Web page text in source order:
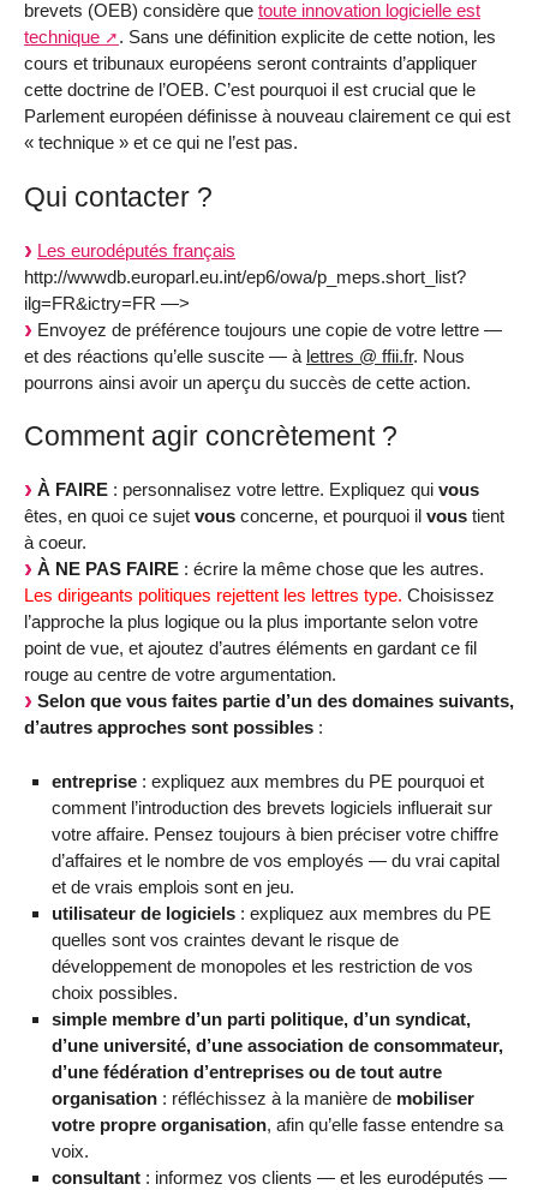
brevets (OEB) considère que toute innovation logicielle est
technique
. Sans une définition explicite de cette notion, les
cours et tribunaux européens seront contraints d’appliquer
cette doctrine de l’OEB. C’est pourquoi il est crucial que le
Parlement européen définisse à nouveau clairement ce qui est
« technique » et ce qui ne l’est pas.
Qui contacter ?
Les eurodéputés français
http://wwwdb.europarl.eu.int/ep6/owa/p_meps.short_list?
ilg=FR&ictry=FR —>
Envoyez de préférence toujours une copie de votre lettre —
et des réactions qu’elle suscite — à lettres @ ffii.fr. Nous
pourrons ainsi avoir un aperçu du succès de cette action.
Comment agir concrètement ?
À FAIRE : personnalisez votre lettre. Expliquez qui vous
êtes, en quoi ce sujet vous concerne, et pourquoi il vous tient
à coeur.
À NE PAS FAIRE : écrire la même chose que les autres.
Les dirigeants politiques rejettent les lettres type. Choisissez
l’approche la plus logique ou la plus importante selon votre
point de vue, et ajoutez d’autres éléments en gardant ce fil
rouge au centre de votre argumentation.
Selon que vous faites partie d’un des domaines suivants,
d’autres approches sont possibles :
entreprise: expliquez aux membres du PE pourquoi et
comment l’introduction des brevets logiciels influerait sur
votre affaire. Pensez toujours à bien préciser votre chiffre
d’affaires et le nombre de vos employés — du vrai capital
et de vrais emplois sont en jeu.
utilisateur de logiciels: expliquez aux membres du PE
quelles sont vos craintes devant le risque de
développement de monopoles et les restriction de vos
choix possibles.
simple membre d’un parti politique, d’un syndicat,
d’une université, d’une association de consommateur,
d’une fédération d’entreprises ou de tout autre
organisation: réfléchissez à la manière de mobiliser
votre propre organisation, afin qu’elle fasse entendre sa
voix.
consultant: informez vos clients — et les eurodéputés —